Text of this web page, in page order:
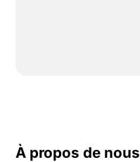
À propos de nous